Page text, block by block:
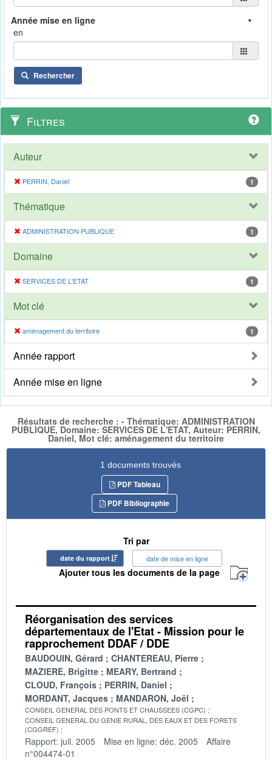
en
Rechercher
Filtres
Auteur
PERRIN, Daniel 1
Thématique
ADMINISTRATION PUBLIQUE 1
Domaine
SERVICES DE L'ETAT 1
Mot clé
aménagement du territoire 1
Année rapport
Année mise en ligne
Résultats de recherche : - Thématique: ADMINISTRATION
PUBLIQUE, Domaine: SERVICES DE L'ETAT, Auteur: PERRIN,
Daniel, Mot clé: aménagement du territoire
1 documents trouvés
PDF Tableau
PDF Bibliographie
Tri par
date du rapport date de mise en ligne
Ajouter tous les documents de la page
Réorganisation des services
départementaux de l'Etat - Mission pour le
rapprochement DDAF / DDE
BAUDOUIN, Gérard
CHANTEREAU, Pierre
MAZIERE, Brigitte
MEARY, Bertrand
CLOUD, François
PERRIN, Daniel
MORDANT, Jacques
MANDARON, Joël
CONSEIL GENERAL DES PONTS ET CHAUSSEES (CGPC)
CONSEIL GENERAL DU GENIE RURAL, DES EAUX ET DES FORETS
(CGGREF)
Rapport: juil. 2005 Mise en ligne: déc. 2005
Affaire
n°004474-01